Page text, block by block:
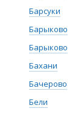
Барсуки
Барыково
Барыково
Бахани
Бачерово
Бели